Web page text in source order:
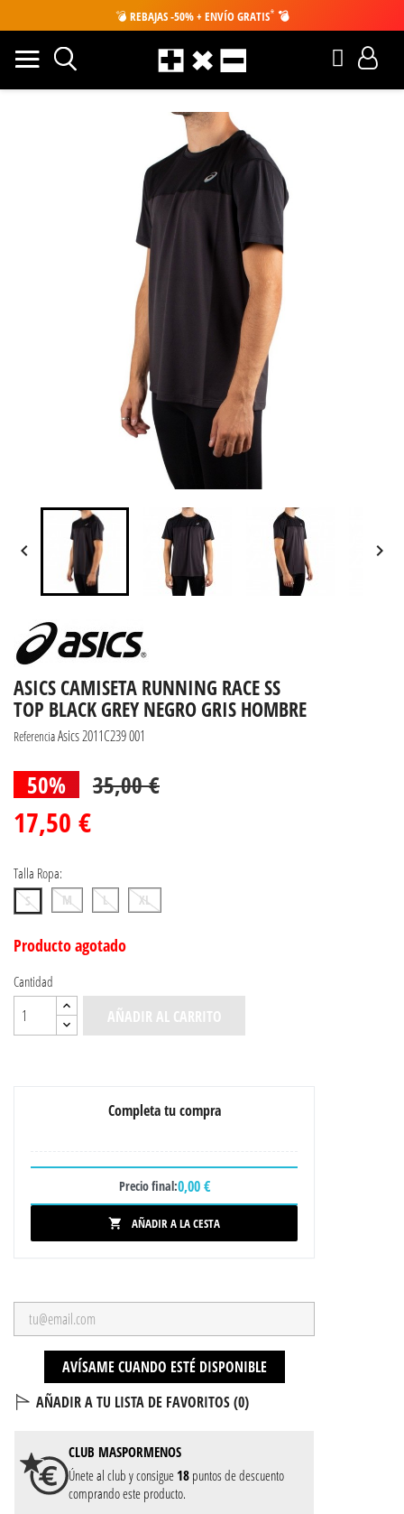
💣 REBAJAS -50% + ENVÍO GRATIS* 💣
 
ASICS CAMISETA RUNNING RACE SS
TOP BLACK GREY NEGRO GRIS HOMBRE
ReferenciaAsics 2011C239 001
50% 35,00 €
17,50 €
Talla Ropa:
S M L XL
Producto agotado
Cantidad
AÑADIR AL CARRITO
Completa tu compra
Precio final:0,00 €
 AÑADIR A LA CESTA
AVÍSAME CUANDO ESTÉ DISPONIBLE
AÑADIR A TU LISTA DE FAVORITOS (0)
CLUB MASPORMENOS
Únete al club y consigue 18 puntos de descuento
comprando este producto.